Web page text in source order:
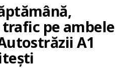
pe ambele
A1